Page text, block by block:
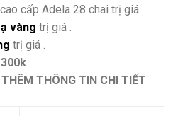
cấp Adela 28 chai trị giá .
vàng trị giá .
trị giá .
300k
THÔNG TIN CHI TIẾT